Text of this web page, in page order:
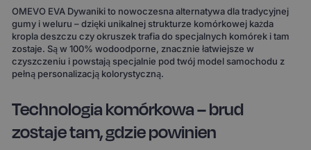
OMEVO EVA Dywaniki to nowoczesna alternatywa dla tradycyjnej
gumy i weluru – dzięki unikalnej strukturze komórkowej każda
kropla deszczu czy okruszek trafia do specjalnych komórek i tam
zostaje. Są w 100% wodoodporne, znacznie łatwiejsze w
czyszczeniu i powstają specjalnie pod twój model samochodu z
pełną personalizacją kolorystyczną.
Technologia komórkowa – brud
zostaje tam, gdzie powinien